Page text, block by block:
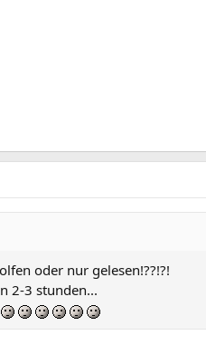
oder nur gelesen!??!?!
2-3 stunden...